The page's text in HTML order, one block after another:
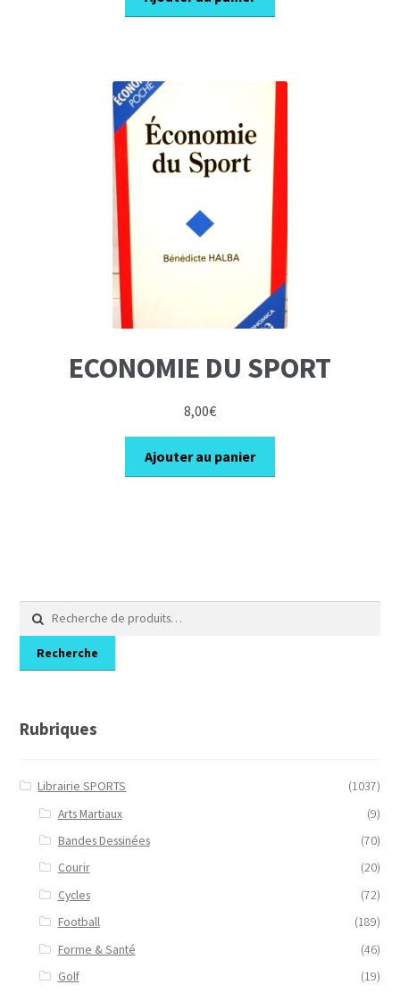
ECONOMIE DU SPORT
8,00€
Ajouter au panier
pour :
Recherche
Rubriques
Librairie SPORTS
(1037)
Arts Martiaux
(9)
Bandes Dessinées
(70)
Courir
(20)
Cycles
(72)
Football
(189)
Forme & Santé
(46)
Golf
(19)